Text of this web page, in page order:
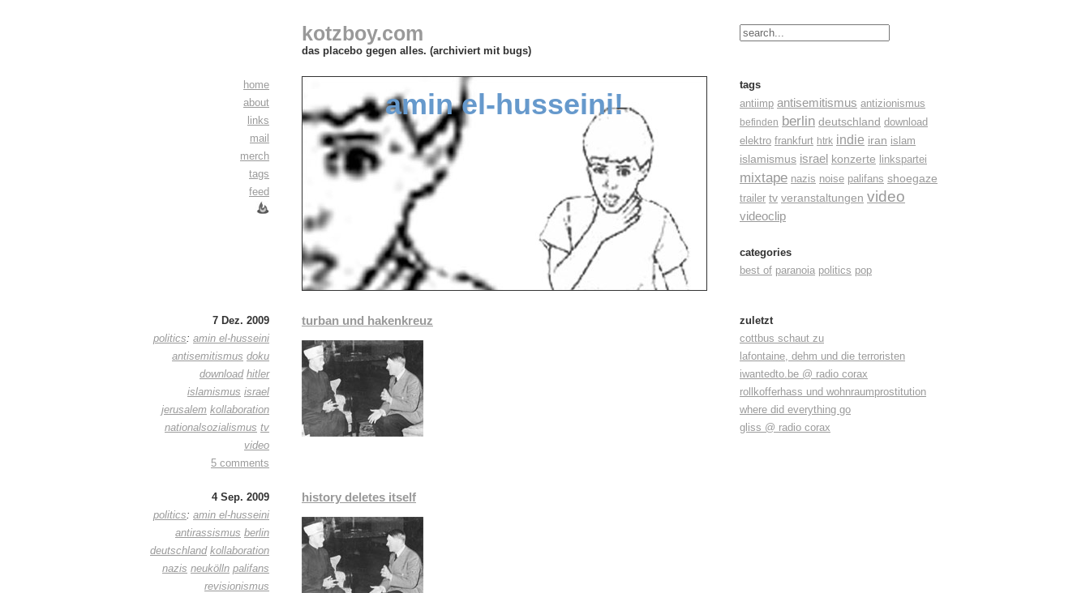
kotzboy.com
das placebo gegen alles. (archiviert mit bugs)
home
about
links
mail
merch
tags
feed
amin el-husseini!
tags
antiimp antisemitismus antizionismus
befinden berlin deutschland download
elektro frankfurt htrk indie iran islam
islamismus israel konzerte linkspartei
mixtape nazis noise palifans shoegaze
trailer tv veranstaltungen video
videoclip
categories
best of paranoia politics pop
7 Dez. 2009
politics: amin el-husseini
antisemitismus doku
download hitler
islamismus israel
jerusalem kollaboration
nationalsozialismus tv
video
5 comments
turban und hakenkreuz
4 Sep. 2009
politics: amin el-husseini
antirassismus berlin
deutschland kollaboration
nazis neukölln palifans
revisionismus
history deletes itself
zuletzt
cottbus schaut zu
lafontaine, dehm und die terroristen
iwantedto.be @ radio corax
rollkofferhass und wohnraumprostitution
where did everything go
gliss @ radio corax